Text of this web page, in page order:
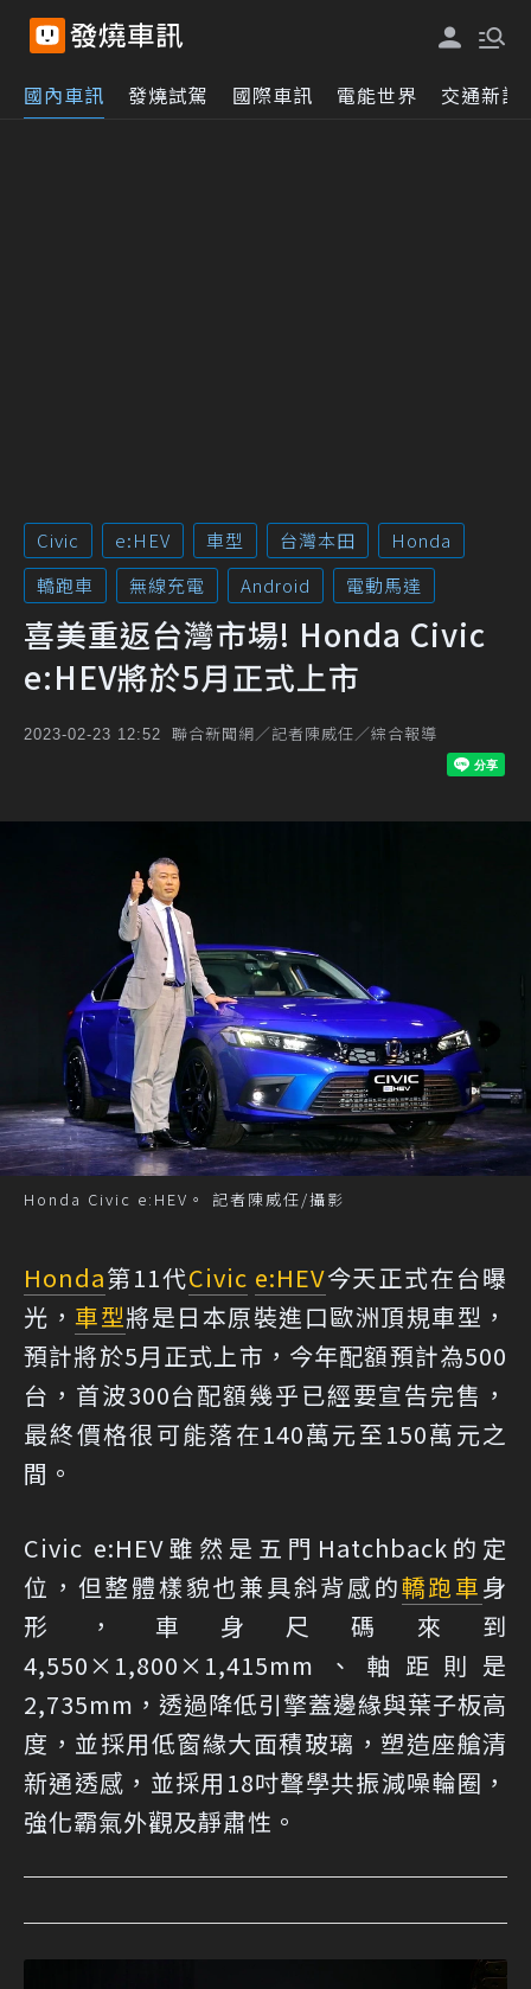
國內車訊 發燒試駕 國際車訊 電能世界 交通新訊
Civic e:HEV 車型 台灣本田
Honda
轎跑車
無線充電 Android 電動馬達
喜美重返台灣市場! Honda Civic
e:HEV將於5月正式上市
2023-02-23 12:52 聯合新聞網／記者陳威任／綜合報導
Honda Civic e:HEV。 記者陳威任/攝影
Honda第11代Civic e:HEV今天正式在台曝
光， 車型將是日本原裝進口歐洲頂規車型，
預計將於5月正式上市，今年配額預計為500
台，首波300台配額幾乎已經要宣告完售，
最終價格很可能落在140萬元至150萬元之
間。
Civic e:HEV雖然是五門Hatchback的定
位，但整體樣貌也兼具斜背感的轎跑車身
形，車身尺碼來到
4,550×1,800×1,415mm、軸距則是
2,735mm，透過降低引擎蓋邊緣與葉子板高
度，並採用低窗緣大面積玻璃，塑造座艙清
新通透感，並採用18吋聲學共振減噪輪圈，
強化霸氣外觀及靜肅性。